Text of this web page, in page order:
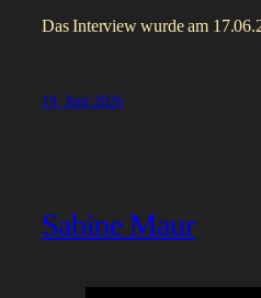
Das Interview wurde am
19. Juni 2026
Sabine Maur